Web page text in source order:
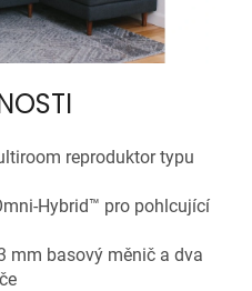
reproduktor typu
Hybrid™ pro pohlcující
mm basový měnič a dva